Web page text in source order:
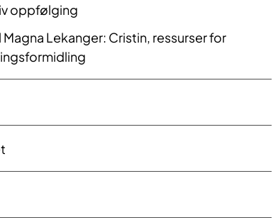
oppfølging
Lekanger: Cristin, ressurser for